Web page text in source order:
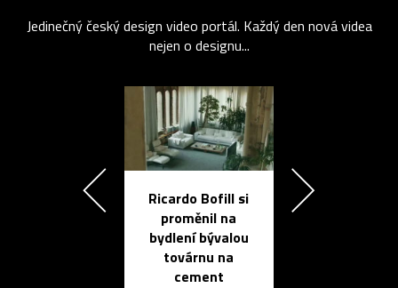
Jedinečný český design video portál. Každý den nová videa
nejen o designu...
Ricardo Bofill si
proměnil na
bydlení bývalou
továrnu na
cement